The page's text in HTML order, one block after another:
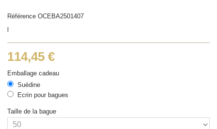
Référence OCEBA2501407
114,45 €
Emballage cadeau
Suédine
Ecrin pour bagues
Taille de la bague